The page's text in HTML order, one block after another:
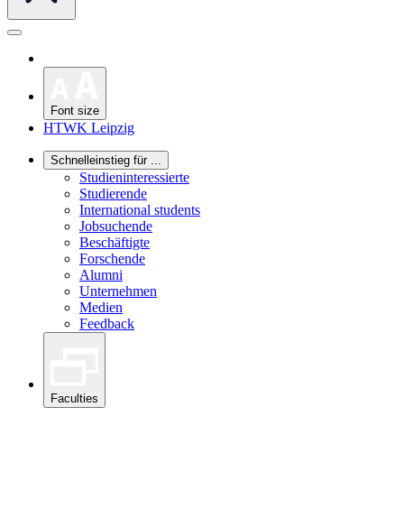
Font size
HTWK Leipzig
Schnelleinstieg für ...
Studieninteressierte
Studierende
International students
Jobsuchende
Beschäftigte
Forschende
Alumni
Unternehmen
Medien
Feedback
Faculties